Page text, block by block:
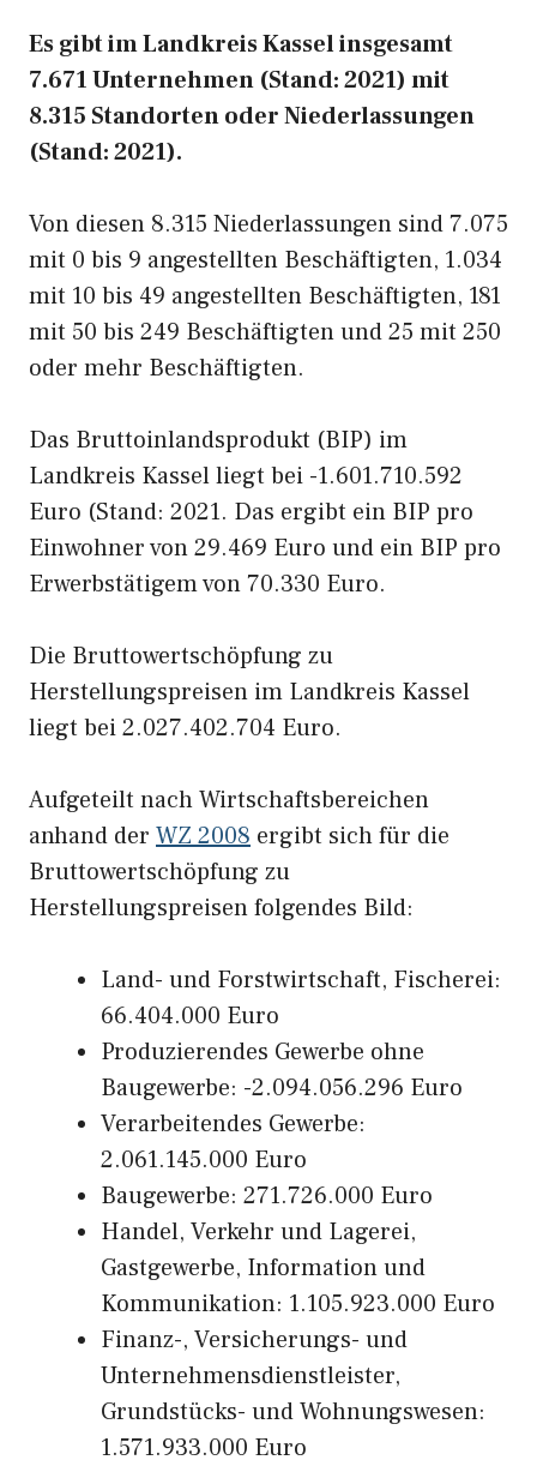
Es gibt im Landkreis Kassel insgesamt
7.671 Unternehmen (Stand: 2021) mit
8.315 Standorten oder Niederlassungen
(Stand: 2021).
Von diesen 8.315 Niederlassungen sind 7.075
mit 0 bis 9 angestellten Beschäftigten, 1.034
mit 10 bis 49 angestellten Beschäftigten, 181
mit 50 bis 249 Beschäftigten und 25 mit 250
oder mehr Beschäftigten.
Das Bruttoinlandsprodukt (BIP) im
Landkreis Kassel liegt bei -1.601.710.592
Euro (Stand: 2021. Das ergibt ein BIP pro
Einwohner von 29.469 Euro und ein BIP pro
Erwerbstätigem von 70.330 Euro.
Die Bruttowertschöpfung zu
Herstellungspreisen im Landkreis Kassel
liegt bei 2.027.402.704 Euro.
Aufgeteilt nach Wirtschaftsbereichen
anhand der WZ 2008 ergibt sich für die
Bruttowertschöpfung zu
Herstellungspreisen folgendes Bild:
Land- und Forstwirtschaft, Fischerei:
66.404.000 Euro
Produzierendes Gewerbe ohne
Baugewerbe: -2.094.056.296 Euro
Verarbeitendes Gewerbe:
2.061.145.000 Euro
Baugewerbe: 271.726.000 Euro
Handel, Verkehr und Lagerei,
Gastgewerbe, Information und
Kommunikation: 1.105.923.000 Euro
Finanz-, Versicherungs- und
Unternehmensdienstleister,
Grundstücks- und Wohnungswesen:
1.571.933.000 Euro